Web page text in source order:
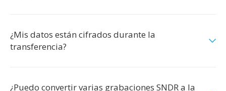
¿Mis datos están cifrados durante la
transferencia?
¿Puedo convertir varias grabaciones SNDR a la